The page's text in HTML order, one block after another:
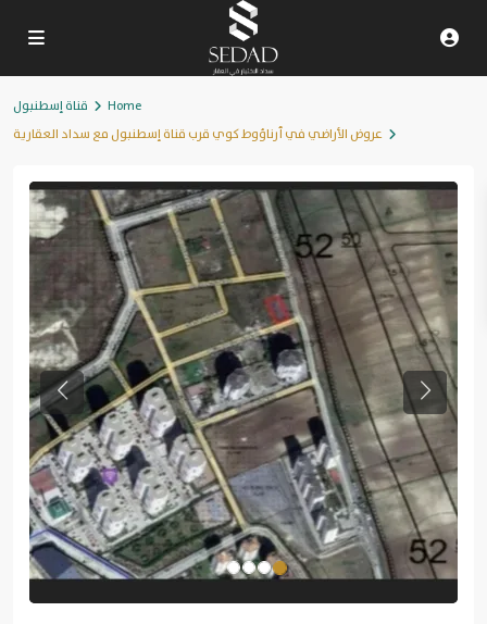
Home
قناة إسطنبول
عروض الأراضي في أرناؤوط كوي قرب قناة إسطنبول مع سداد العقارية
Previous Next